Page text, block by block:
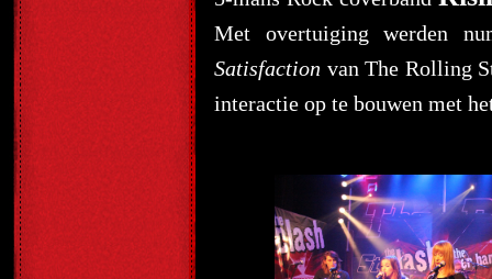
Met overtuiging werden
Satisfaction van The Rolling
interactie op te bouwen met